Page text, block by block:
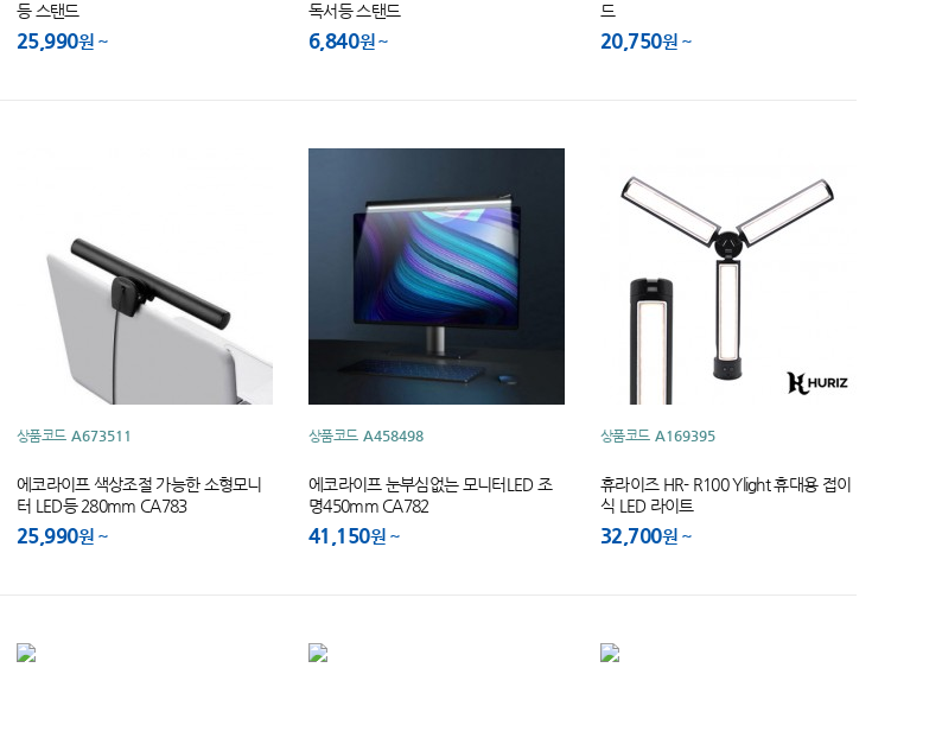
등 스탠드
25,990원
독서등 스탠드
6,840원
드
20,750원
상품코드 A673511
에코라이프 색상조절 가능한 소형모니
터 LED등 280mm CA783
25,990원
상품코드 A458498
에코라이프 눈부심없는 모니터LED 조
명450mm CA782
41,150원
상품코드 A169395
휴라이즈 HR- R100 Ylight 휴대용 접이
식 LED 라이트
32,700원